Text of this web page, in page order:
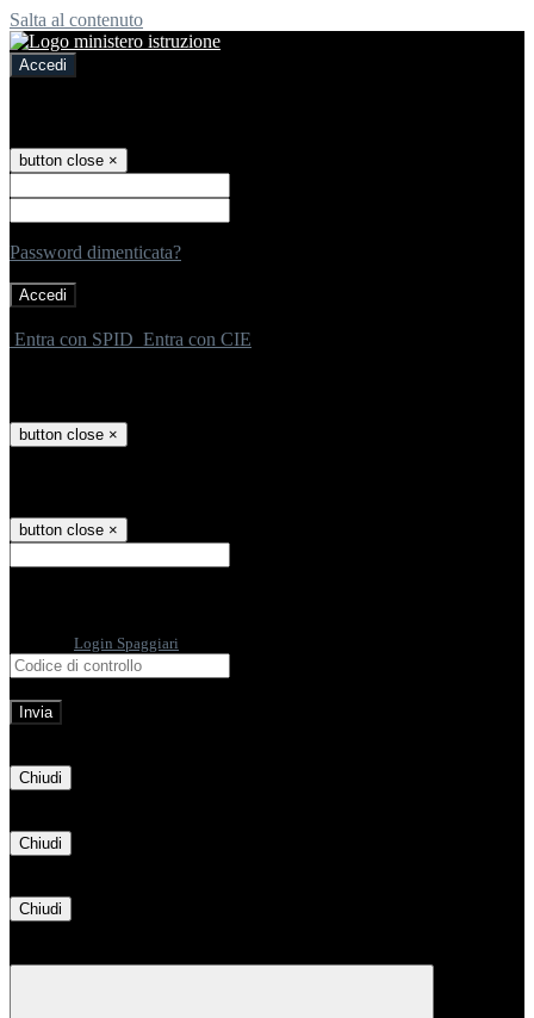
Salta al contenuto
Accedi
button close ×
Password dimenticata?
Entra con SPID Entra con CIE
button close ×
button close ×
Login Spaggiari
Chiudi
Chiudi
Chiudi